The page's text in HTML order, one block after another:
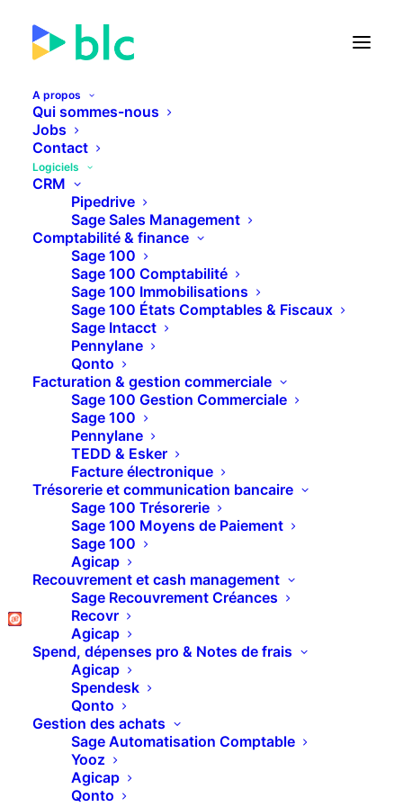
A propos
Qui sommes-nous
Jobs
Contact
Logiciels
CRM
Pipedrive
Sage Sales Management
Comptabilité & finance
Sage 100
Sage 100 Comptabilité
Sage 100 Immobilisations
Sage 100 États Comptables & Fiscaux
Sage Intacct
Pennylane
Qonto
Facturation & gestion commerciale
Sage 100 Gestion Commerciale
Sage 100
Pennylane
TEDD & Esker
Facture électronique
Trésorerie et communication bancaire
Sage 100 Trésorerie
Sage 100 Moyens de Paiement
Sage 100
Agicap
Recouvrement et cash management
Sage Recouvrement Créances
Recovr
Agicap
Spend, dépenses pro & Notes de frais
Agicap
Spendesk
Qonto
Gestion des achats
Sage Automatisation Comptable
Yooz
Agicap
Qonto
🚀 Lancement de la Facture
22JOURS13HEURES33
PLUS D'INFOS
MyReport : Votre outil
de Business
Intelligence et
Reporting
MyReport est la solution n°1 en France pour
piloter votre activité grâce à l’analyse des
données. Elle centralise et automatise votre
reporting en créant des tableaux de bord
dynamiques à partir de sources variées
(ERP, CRM, Excel, bases de données…).
Ainsi, vous gagnez du temps pour la prise